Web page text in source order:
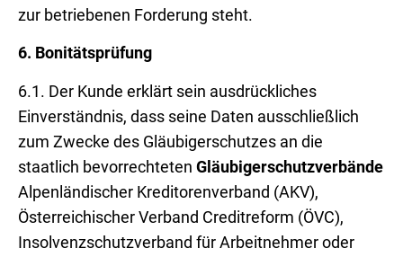
zur betriebenen Forderung steht.
6. Bonitätsprüfung
6.1. Der Kunde erklärt sein ausdrückliches
Einverständnis, dass seine Daten ausschließlich
zum Zwecke des Gläubigerschutzes an die
staatlich bevorrechteten Gläubigerschutzverbände
Alpenländischer Kreditorenverband (AKV),
Österreichischer Verband Creditreform (ÖVC),
Insolvenzschutzverband für Arbeitnehmer oder